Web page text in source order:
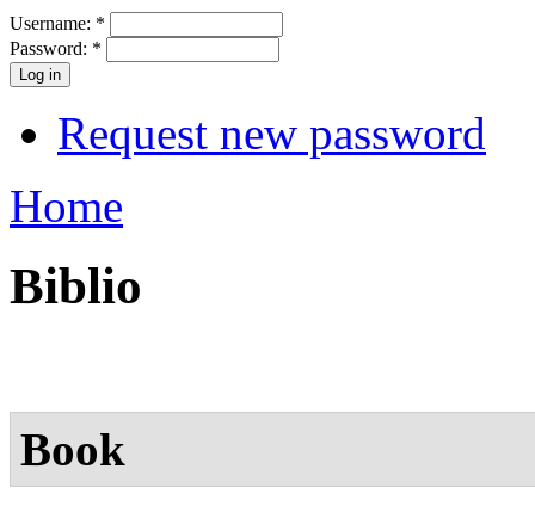
Username: *
Password: *
Request new password
Home
Biblio
Book